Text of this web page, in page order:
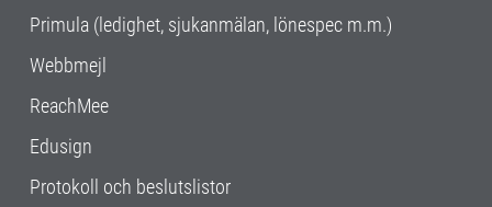
Primula (ledighet, sjukanmälan, lönespec m.m.)
Webbmejl
ReachMee
Edusign
Protokoll och beslutslistor